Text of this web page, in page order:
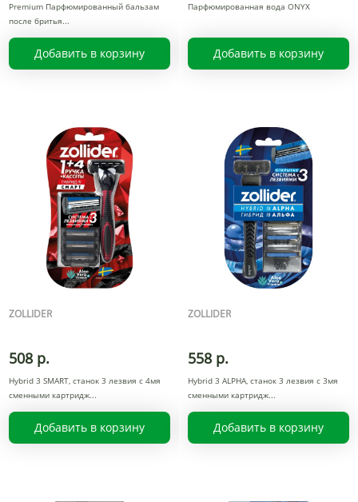
Premium Парфюмированный бальзам
после бритья
Добавить в корзину
Парфюмированная вода ONYX
Добавить в корзину
ZOLLIDER
508 р.
Hybrid 3 SMART, станок 3 лезвия с 4мя
сменными картридж
Добавить в корзину
ZOLLIDER
558 р.
Hybrid 3 ALPHA, станок 3 лезвия с 3мя
сменными картридж
Добавить в корзину